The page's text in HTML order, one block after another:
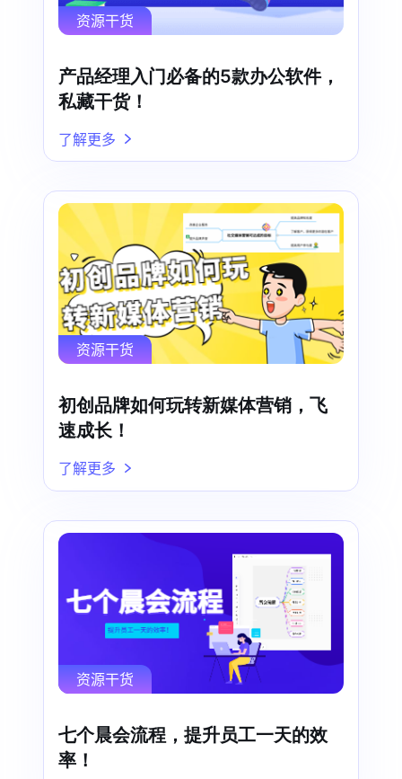
资源干货
产品经理入门必备的5款办公软件，
私藏干货！
了解更多
资源干货
初创品牌如何玩转新媒体营销，飞
速成长！
了解更多
资源干货
七个晨会流程，提升员工一天的效
率！